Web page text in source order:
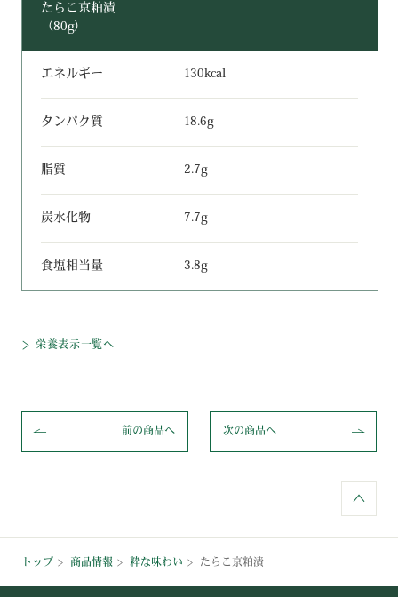
たらこ京粕漬
（80g）
エネルギー 130kcal
タンパク質 18.6g
脂質 2.7g
炭水化物 7.7g
食塩相当量 3.8g
栄養表示一覧へ
前の商品へ 次の商品へ
トップ 商品情報 粋な味わい たらこ京粕漬